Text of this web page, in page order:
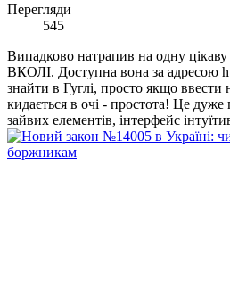
Перегляди
545
Випадково натрапив на одну
ВКОЛІ. Доступна вона за адресою
знайти в Гуглі, просто якщо
кидається в очі - простота! Це
зайвих елементів, інтерфейс